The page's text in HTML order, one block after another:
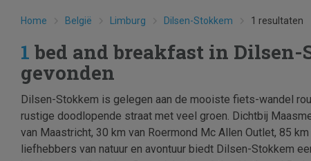
Home België Limburg Dilsen-Stokkem 1 resultaten
1 bed and breakfast in Dilsen-
gevonden
Dilsen-Stokkem is gelegen aan de mooiste fiets-wandel
rustige doodlopende straat met veel groen. Dichtbij
van Maastricht, 30 km van Roermond Mc Allen Outlet, 85
liefhebbers van natuur en avontuur biedt Dilsen-Stokkem